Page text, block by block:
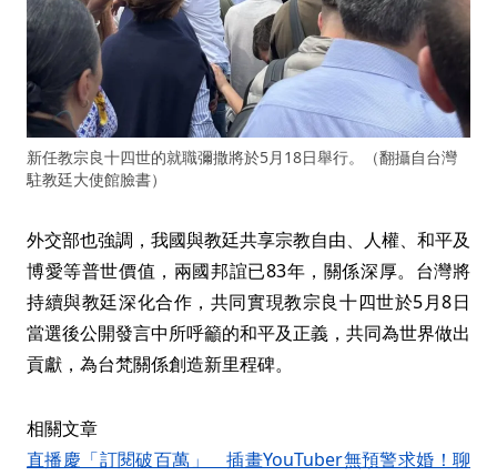
新任教宗良十四世的就職彌撒將於5月18日舉行。（翻攝自台灣
駐教廷大使館臉書）
外交部也強調，我國與教廷共享宗教自由、人權、和平及
博愛等普世價值，兩國邦誼已83年，關係深厚。台灣將
持續與教廷深化合作，共同實現教宗良十四世於5月8日
當選後公開發言中所呼籲的和平及正義，共同為世界做出
貢獻，為台梵關係創造新里程碑。
相關文章
直播慶「訂閱破百萬」 插畫YouTuber無預警求婚！聊